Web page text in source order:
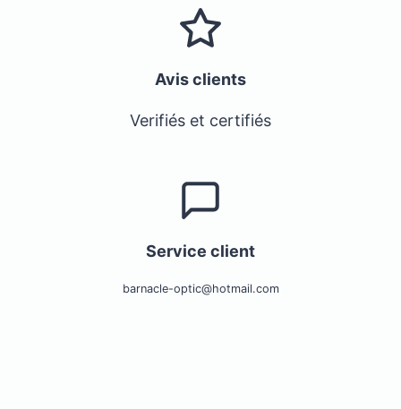
Avis clients
Verifiés et certifiés
Service client
barnacle-optic@hotmail.com